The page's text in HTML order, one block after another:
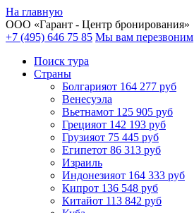
На главную
ООО «Гарант - Центр бронирования»
+7 (495) 646 75 85 Мы вам перезвоним
Поиск тура
Cтраны
Болгарияот 164 277 руб
Венесуэла
Вьетнамот 125 905 руб
Грецияот 142 193 руб
Грузияот 75 445 руб
Египетот 86 313 руб
Израиль
Индонезияот 164 333 руб
Кипрот 136 548 руб
Китайот 113 842 руб